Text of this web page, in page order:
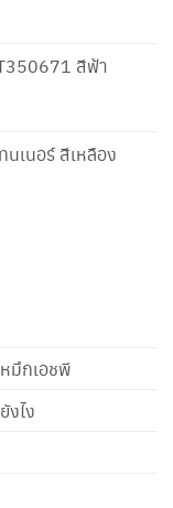
สีฟ้า
เนอร์ สีเหลือง
มึกเอชพี
ไง